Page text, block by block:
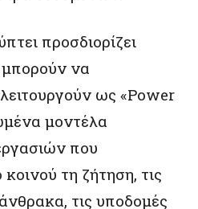
προσδιορίζει
να
ως «Power
μοντέλα
που
τη ζήτηση, τις
τις υποδομές